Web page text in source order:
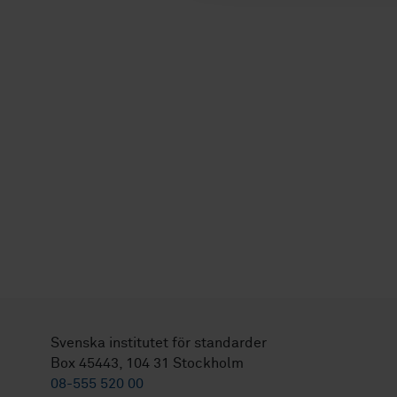
Svenska institutet för standarder
Box 45443, 104 31 Stockholm
08-555 520 00